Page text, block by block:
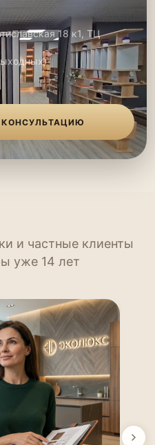
18 к1, ТЦ
КОНСУЛЬТАЦИЮ
и частные клиенты
уже 14 лет